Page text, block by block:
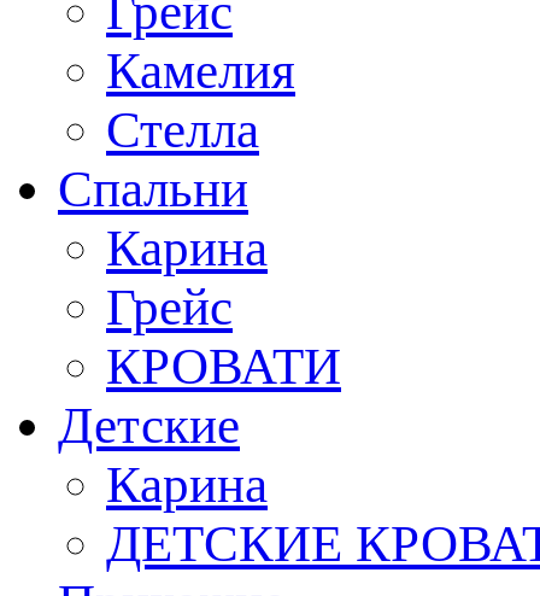
Камелия
Стелла
Спальни
Карина
Грейс
КРОВАТИ
Детские
Карина
ДЕТСКИЕ